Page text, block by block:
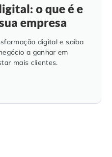
Pessoal
o que é e
empresa
digital e saiba
a ganhar em
mais clientes.